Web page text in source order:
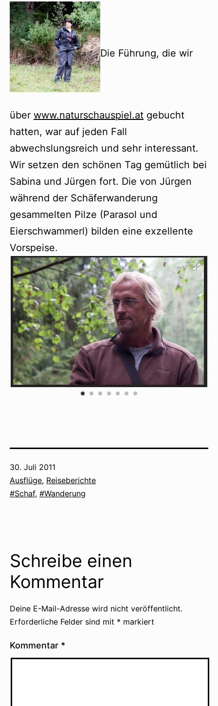
Die Führung, die wir
über www.naturschauspiel.at gebucht
hatten, war auf jeden Fall
abwechslungsreich und sehr interessant.
Wir setzen den schönen Tag gemütlich bei
Sabina und Jürgen fort. Die von Jürgen
während der Schäferwanderung
gesammelten Pilze (Parasol und
Eierschwammerl) bilden eine exzellente
Vorspeise.
Veröffentlicht
am
30. Juli 2011
Kategorisiert
als
Ausflüge, Reiseberichte
Verschlagwortet
Schaf, Wanderung
Schreibe einen
Kommentar
Deine E-Mail-Adresse wird nicht veröffentlicht.
Erforderliche Felder sind mit * markiert
Kommentar *